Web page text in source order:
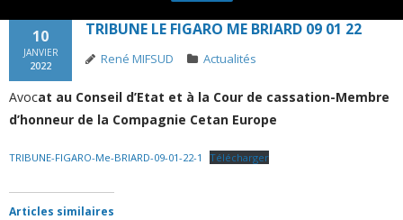
Actualités
Droit et Expertise
Nos Experts
Nous contacter
TRIBUNE LE FIGARO ME BRIARD 09 01 22
10
JANVIER
2022 René MIFSUD Actualités
Avocat au Conseil d’Etat et à la Cour de cassation-Membre
d’honneur de la Compagnie Cetan Europe
TRIBUNE-FIGARO-Me-BRIARD-09-01-22-1 Télécharger
Articles similaires